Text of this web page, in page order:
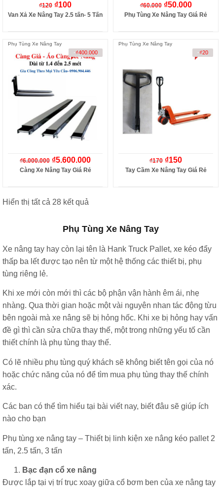
₫120 ₫100
Van Xả Xe Nâng Tay 2.5 tấn- 5 Tấn
₫60.000 ₫50.000
Phụ Tùng Xe Nâng Tay Giá Rẻ
Phụ Tùng Xe Nâng Tay
-₫400.000
₫6.000.000 ₫5.600.000
Càng Xe Nâng Tay Giá Rẻ
Phụ Tùng Xe Nâng Tay
-₫20
₫170 ₫150
Tay Cầm Xe Nâng Tay Giá Rẻ
Hiển thị tất cả 28 kết quả
Phụ Tùng Xe Nâng Tay
Xe nâng tay hay còn lại tên là Hank Truck Pallet, xe kéo đẩy
thấp ba lết được tạo nên từ một hệ thống các thiết bị, phụ
tùng riêng lẻ.
Khi xe mới còn mới thì các bộ phận vận hành êm ái, nhẹ
nhàng. Qua thời gian hoặc một vài nguyên nhan tác động từu
bên ngoài mà xe nâng sẽ bị hỏng hốc. Khi xe bị hỏng hay vấn
đề gì thì cần sửa chữa thay thế, một trong những yếu tố cần
thiết chính là phụ tùng thay thế.
Có lẽ nhiều phụ tùng quý khách sẽ không biết tên gọi của nó
hoặc chức năng của nó để tìm mua phụ tùng thay thế chính
xác.
Các ban có thể tìm hiểu tại bài viết nay, biết đâu sẽ giúp ích
nào cho bạn
Phụ tùng xe nâng tay – Thiết bị linh kiện xe nâng kéo pallet 2
tấn, 2.5 tấn, 3 tấn
Bạc đạn cổ xe nâng
Được lắp tại vị trí trục xoay giữa cổ bơm ben của xe nâng tay